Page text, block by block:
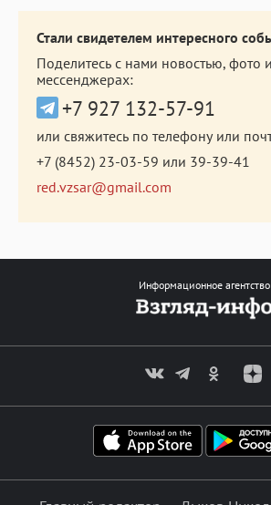
Стали свидетелем интересного
Поделитесь с нами новостью, фото
мессенджерах:
+7 927 132-57-91
или свяжитесь по телефону или
+7 (8452) 23-03-59 или 39-39-41
red.vzsar@gmail.com
Информационное агентство